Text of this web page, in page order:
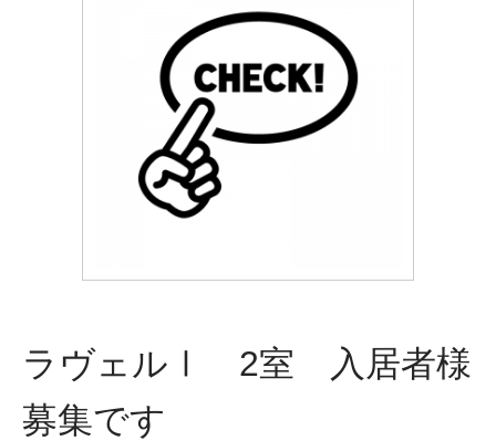
ラヴェルⅠ 2室 入居者様
募集です